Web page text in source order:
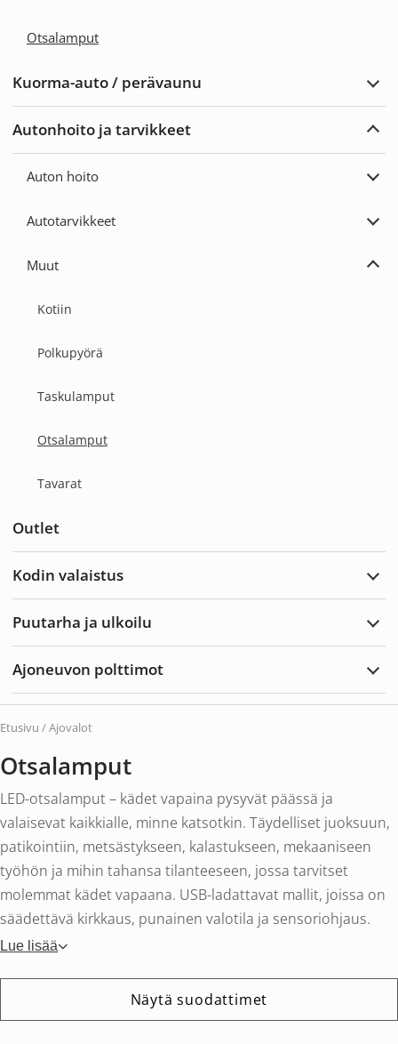
Otsalamput
Kuorma-auto / perävaunu
/
Autonhoito ja tarvikkeet
Auton hoito
Autotarvikkeet
Muut
Kotiin
Polkupyörä
Taskulamput
Otsalamput
Tavarat
Outlet
Kodin valaistus
Puutarha ja ulkoilu
Ajoneuvon polttimot
Etusivu / Ajovalot
Otsalamput
LED-otsalamput – kädet vapaina pysyvät päässä ja
valaisevat kaikkialle, minne katsotkin. Täydelliset juoksuun,
patikointiin, metsästykseen, kalastukseen, mekaaniseen
työhön ja mihin tahansa tilanteeseen, jossa tarvitset
molemmat kädet vapaana. USB-ladattavat mallit, joissa on
säädettävä kirkkaus, punainen valotila ja sensoriohjaus.
Lue lisää
Näytä suodattimet